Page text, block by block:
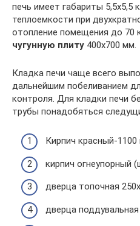
печь имеет габариты 5,5х5,5
теплоемкости при
отопление помещения до 70
чугунную плиту 400х700 мм.
Кладка печи чаще всего
дальнейшим побеливанием
контроля. Для кладки печи
трубы понадобяться
Кирпич красный-1100
кирпич огнеупорный
дверца топочная
дверца